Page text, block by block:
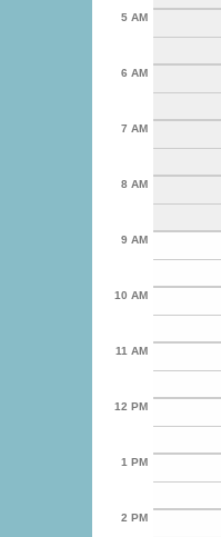
5 AM
6 AM
7 AM
8 AM
9 AM
10 AM
11 AM
12 PM
1 PM
2 PM